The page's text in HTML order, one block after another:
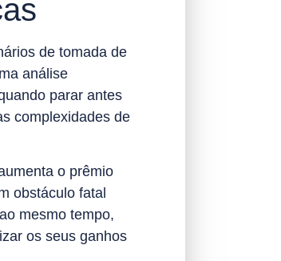
de tomada de
análise
parar antes
complexidades de
o prêmio
obstáculo fatal
mesmo tempo,
os seus ganhos